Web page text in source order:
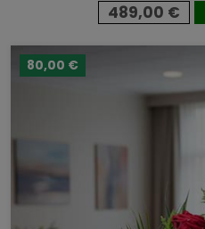
489,00 €
80,00 €